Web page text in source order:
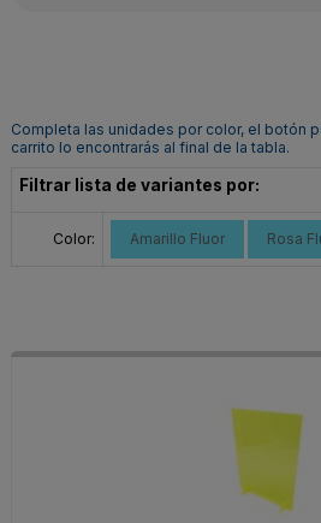
Completa las unidades por color, el botón
carrito lo encontrarás al final de la tabla.
Filtrar lista de variantes por:
Color: Amarillo Fluor Rosa